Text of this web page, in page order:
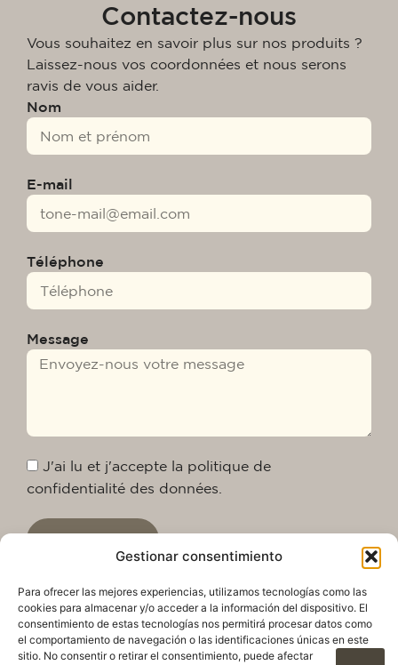
Gestionar consentimiento
Para ofrecer las mejores experiencias, utilizamos tecnologías como las
cookies para almacenar y/o acceder a la información del dispositivo. El
consentimiento de estas tecnologías nos permitirá procesar datos como
el comportamiento de navegación o las identificaciones únicas en este
sitio. No consentir o retirar el consentimiento, puede afectar
Contactez-nous
Vous souhaitez en savoir plus sur nos produits ?
Laissez-nous vos coordonnées et nous serons
ravis de vous aider.
Nom
E-mail
Téléphone
Message
J'ai lu et j'accepte la politique de
confidentialité des données.